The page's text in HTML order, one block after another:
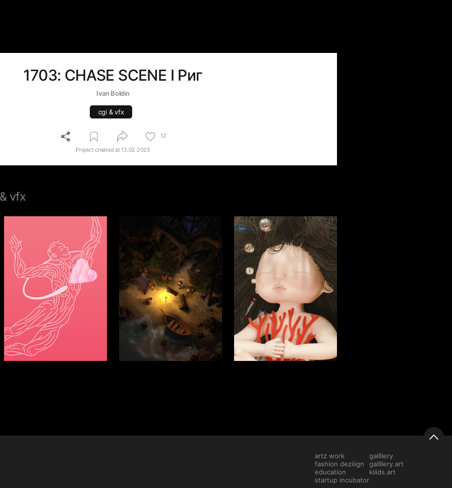
1703: CHASE SCENE I Риг
Ivan Boldin
cgi & vfx
12
Project created at13.02.2025
vfx
Aleksey Kuharonok Yuliya Muraveva Aleksandra Kalenskaya
artz work
fashion deziiign
education
startup incubator
gallllery
gallllery.art
kiiids.art